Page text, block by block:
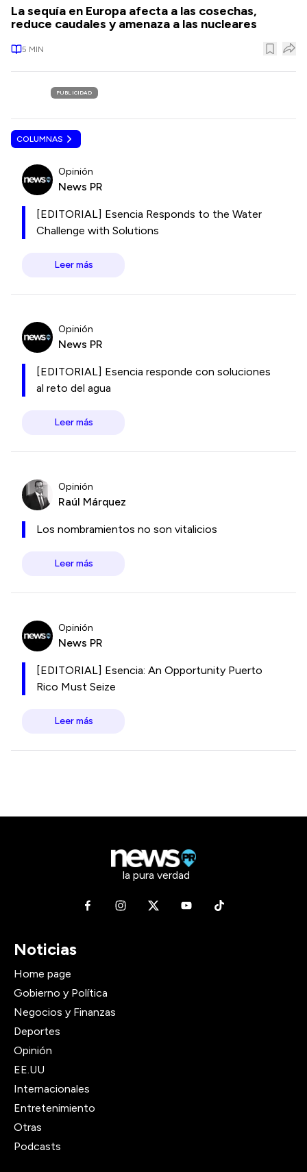
La sequía en Europa afecta a las cosechas,
reduce caudales y amenaza a las nucleares
5 MIN
PUBLICIDAD
COLUMNAS
Opinión
News PR
[EDITORIAL] Esencia Responds to the Water
Challenge with Solutions
Leer más
Opinión
News PR
[EDITORIAL] Esencia responde con soluciones
al reto del agua
Leer más
Opinión
Raúl Márquez
Los nombramientos no son vitalicios
Leer más
Opinión
News PR
[EDITORIAL] Esencia: An Opportunity Puerto
Rico Must Seize
Leer más
la pura verdad
Noticias
Home page
Gobierno y Política
Negocios y Finanzas
Deportes
Opinión
EE.UU
Internacionales
Entretenimiento
Otras
Podcasts